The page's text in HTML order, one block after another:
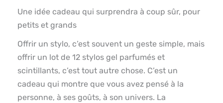
Une idée cadeau qui surprendra à coup sûr, pour
petits et grands
Offrir un stylo, c’est souvent un geste simple, mais
offrir un lot de 12 stylos gel parfumés et
scintillants, c’est tout autre chose. C’est un
cadeau qui montre que vous avez pensé à la
personne, à ses goûts, à son univers. La